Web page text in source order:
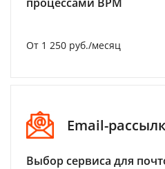
От 1 250 руб./месяц
Email-
Выбор сервиса для